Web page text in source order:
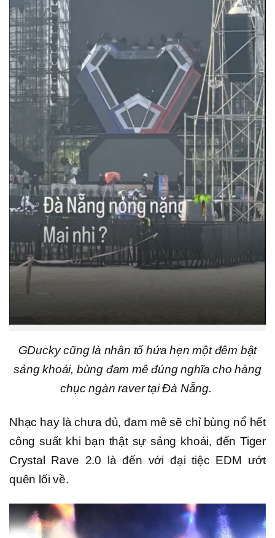
GDucky cũng là nhân tố hứa hẹn một đêm bật
sảng khoái, bùng đam mê đúng nghĩa cho hàng
chục ngàn raver tại Đà Nẵng.
Nhạc hay là chưa đủ, đam mê sẽ chỉ bùng nổ hết
công suất khi bạn thật sự sảng khoái, đến Tiger
Crystal Rave 2.0 là đến với đại tiệc EDM ướt
quên lối về.